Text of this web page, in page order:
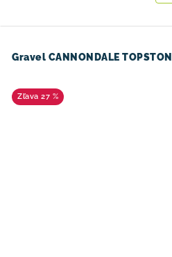
Gravel CANNONDALE
27 %